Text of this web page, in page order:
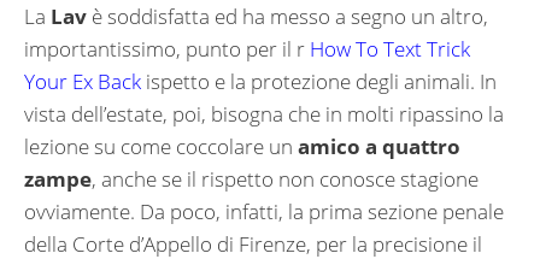
La Lav è soddisfatta ed ha messo a segno un altro,
importantissimo, punto per il r How To Text Trick
Your Ex Back ispetto e la protezione degli animali. In
vista dell’estate, poi, bisogna che in molti ripassino la
lezione su come coccolare un amico a quattro
zampe, anche se il rispetto non conosce stagione
ovviamente. Da poco, infatti, la prima sezione penale
della Corte d’Appello di Firenze, per la precisione il